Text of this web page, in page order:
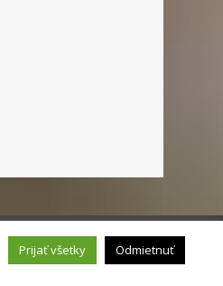
Prijať všetky
Odmietnuť